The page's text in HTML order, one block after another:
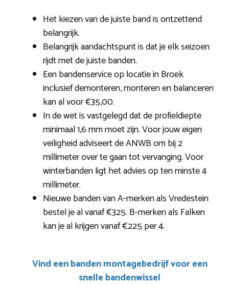
Het kiezen van de juiste band is ontzettend
belangrijk.
Belangrijk aandachtspunt is dat je elk seizoen
rijdt met de juiste banden.
Een bandenservice op locatie in Broek
inclusief demonteren, monteren en balanceren
kan al voor €35,00.
In de wet is vastgelegd dat de profieldiepte
minimaal 1,6 mm moet zijn. Voor jouw eigen
veiligheid adviseert de ANWB om bij 2
millimeter over te gaan tot vervanging. Voor
winterbanden ligt het advies op ten minste 4
millimeter.
Nieuwe banden van A-merken als Vredestein
bestel je al vanaf €325. B-merken als Falken
kan je al krijgen vanaf €225 per 4.
Vind een banden montagebedrijf voor een
snelle bandenwissel